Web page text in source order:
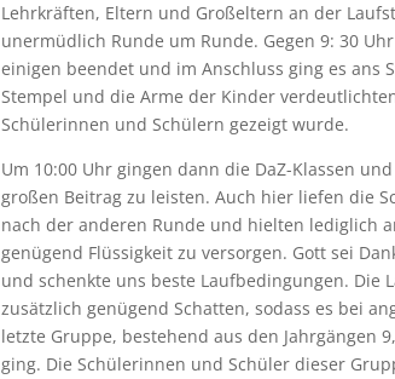
Lehrkräften, Eltern und Großeltern an der
unermüdlich Runde um Runde. Gegen 9: 30
einigen beendet und im Anschluss ging es ans
Stempel und die Arme der Kinder
Schülerinnen und Schülern gezeigt wurde.
Um 10:00 Uhr gingen dann die DaZ-Klassen
großen Beitrag zu leisten. Auch hier liefen die
nach der anderen Runde und hielten lediglich
genügend Flüssigkeit zu versorgen. Gott sei
und schenkte uns beste Laufbedingungen. Die
zusätzlich genügend Schatten, sodass es bei
letzte Gruppe, bestehend aus den Jahrgängen
ging. Die Schülerinnen und Schüler dieser